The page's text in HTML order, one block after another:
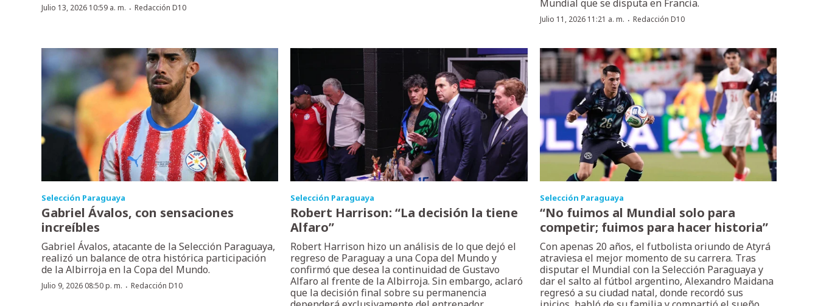
Julio 13, 2026 10:59 a. m. · Redacción D10
Mundial que se disputa en Francia.
Julio 11, 2026 11:21 a. m. · Redacción D10
Selección Paraguaya
Gabriel Ávalos, con sensaciones
increíbles
Gabriel Ávalos, atacante de la Selección Paraguaya,
realizó un balance de otra histórica participación
de la Albirroja en la Copa del Mundo.
Julio 9, 2026 08:50 p. m. · Redacción D10
Selección Paraguaya
Robert Harrison: “La decisión la tiene
Alfaro”
Robert Harrison hizo un análisis de lo que dejó el
regreso de Paraguay a una Copa del Mundo y
confirmó que desea la continuidad de Gustavo
Alfaro al frente de la Albirroja. Sin embargo, aclaró
que la decisión final sobre su permanencia
Selección Paraguaya
“No fuimos al Mundial solo para
competir; fuimos para hacer historia”
Con apenas 20 años, el futbolista oriundo de Atyrá
atraviesa el mejor momento de su carrera. Tras
disputar el Mundial con la Selección Paraguaya y
dar el salto al fútbol argentino, Alexandro Maidana
regresó a su ciudad natal, donde recordó sus